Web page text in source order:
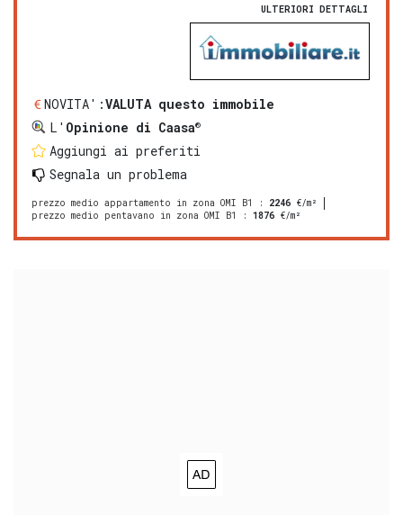
ULTERIORI DETTAGLI
NOVITA':VALUTA questo immobile
L' Opinione di Caasa®
Aggiungi ai preferiti
Segnala un problema
prezzo medio appartamento in zona OMI B1 : 2246 €/m²
prezzo medio pentavano in zona OMI B1
: 1876 €/m²